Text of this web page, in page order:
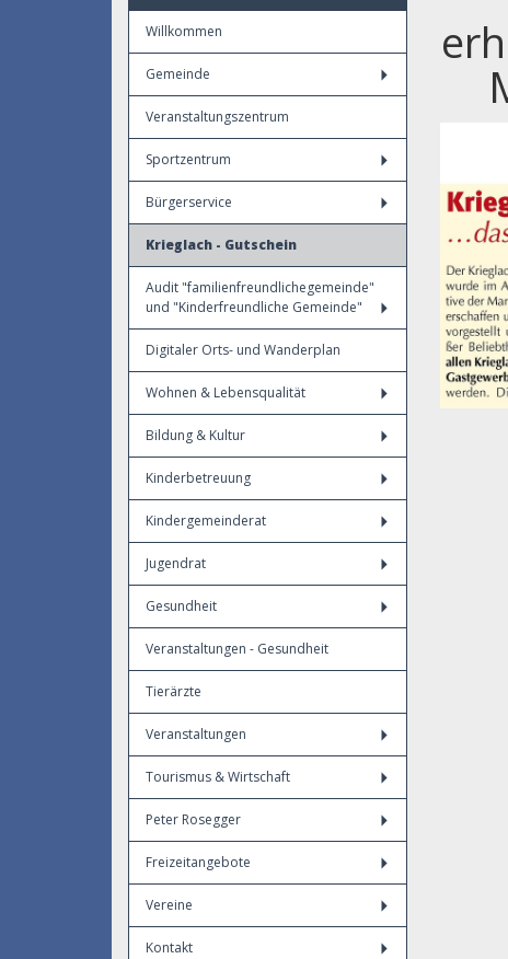
Willkommen
Gemeinde
Veranstaltungszentrum
Sportzentrum
Bürgerservice
Krieglach - Gutschein
Audit "familienfreundlichegemeinde"
und "Kinderfreundliche Gemeinde"
Digitaler Orts- und Wanderplan
Wohnen & Lebensqualität
Bildung & Kultur
Kinderbetreuung
Kindergemeinderat
Jugendrat
Gesundheit
Veranstaltungen - Gesundheit
Tierärzte
Veranstaltungen
Tourismus & Wirtschaft
Peter Rosegger
Freizeitangebote
Vereine
Kontakt